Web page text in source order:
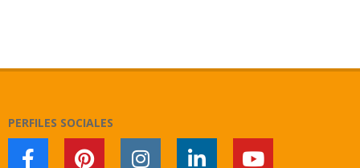
PERFILES SOCIALES